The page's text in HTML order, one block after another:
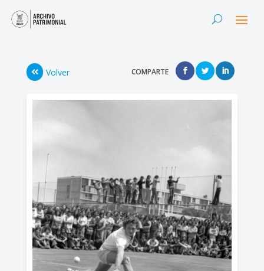
Volver COMPARTE